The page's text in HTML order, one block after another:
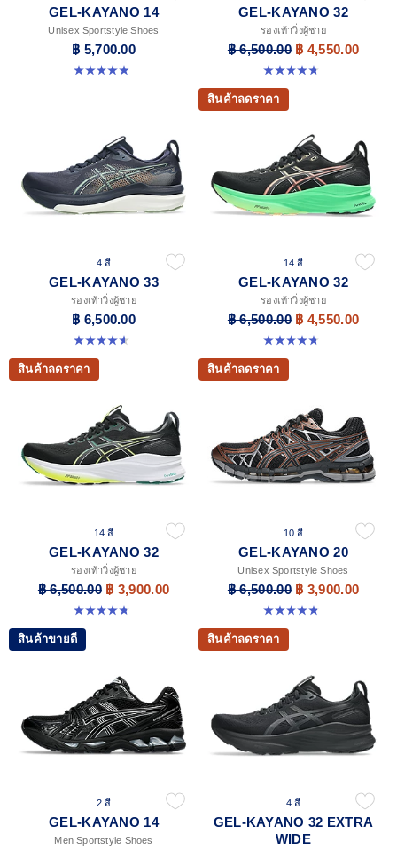
GEL-KAYANO 14
Unisex Sportstyle Shoes
฿ 5,700.00
4.8 จาก 5 ดาว 1721 รีวิว
GEL-KAYANO 32
รองเท้าวิ่งผู้ชาย
฿ 6,500.00 ฿ 4,550.00
4.8 จาก 5 ดาว 532 รีวิว
4 สี
GEL-KAYANO 33
รองเท้าวิ่งผู้ชาย
฿ 6,500.00
4.6 จาก 5 ดาว 98 รีวิว
สินค้าลดราคา
14 สี
GEL-KAYANO 32
รองเท้าวิ่งผู้ชาย
฿ 6,500.00 ฿ 4,550.00
4.8 จาก 5 ดาว 532 รีวิว
สินค้าลดราคา
14 สี
GEL-KAYANO 32
รองเท้าวิ่งผู้ชาย
฿ 6,500.00 ฿ 3,900.00
4.8 จาก 5 ดาว 532 รีวิว
สินค้าลดราคา
10 สี
GEL-KAYANO 20
Unisex Sportstyle Shoes
฿ 6,500.00 ฿ 3,900.00
4.8 จาก 5 ดาว 221 รีวิว
สินค้าขายดี
2 สี
GEL-KAYANO 14
Men Sportstyle Shoes
สินค้าลดราคา
4 สี
GEL-KAYANO 32 EXTRA
WIDE